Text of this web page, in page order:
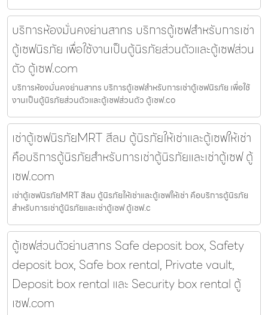
บริการห้องมั่นคงย่านสาทร บริการตู้เซฟสำหรับการเช่า
ตู้เซฟนิรภัย เพื่อใช้งานเป็นตู้นิรภัยส่วนตัวและตู้เซฟส่วน
ตัว ตู้เซฟ.com
บริการห้องมั่นคงย่านสาทร บริการตู้เซฟสำหรับการเช่าตู้เซฟนิรภัย เพื่อใช้
งานเป็นตู้นิรภัยส่วนตัวและตู้เซฟส่วนตัว ตู้เซฟ.co
เช่าตู้เซฟนิรภัยMRT สีลม ตู้นิรภัยให้เช่าและตู้เซฟให้เช่า
คือบริการตู้นิรภัยสำหรับการเช่าตู้นิรภัยและเช่าตู้เซฟ ตู้
เซฟ.com
เช่าตู้เซฟนิรภัยMRT สีลม ตู้นิรภัยให้เช่าและตู้เซฟให้เช่า คือบริการตู้นิรภัย
สำหรับการเช่าตู้นิรภัยและเช่าตู้เซฟ ตู้เซฟ.c
ตู้เซฟส่วนตัวย่านสาทร Safe deposit box, Safety
deposit box, Safe box rental, Private vault,
Deposit box rental และ Security box rental ตู้
เซฟ.com